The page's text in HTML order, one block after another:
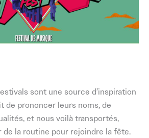
sont une source d’inspiration
de prononcer leurs noms, de
et nous voilà transportés,
la routine pour rejoindre la fête.